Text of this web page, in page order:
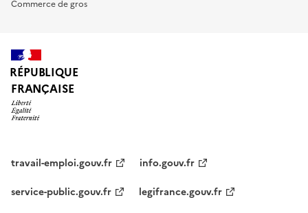
Commerce de gros
RÉPUBLIQUE
FRANÇAISE
travail-emploi.gouv.fr
info.gouv.fr
service-public.gouv.fr
legifrance.gouv.fr